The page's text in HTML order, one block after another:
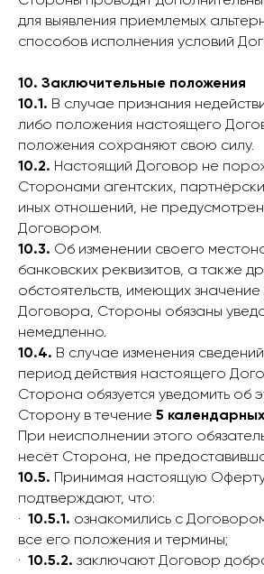
для выявления приемлемых
способов исполнения условий
10. Заключительные положения
10.1. В случае признания
либо положения настоящего
положения сохраняют свою силу.
10.2. Настоящий Договор не
Сторонами агентских,
иных отношений, не
Договором.
10.3. Об изменении своего
банковских реквизитов, а также
обстоятельств, имеющих значение
Договора, Стороны обязаны
немедленно.
10.4. В случае изменения
период действия настоящего
Сторона обязуется уведомить об
Сторону в течение 5
При неисполнении этого
несёт Сторона, не
10.5. Принимая настоящую
подтверждают, что:
· 10.5.1. ознакомились с
все его положения и термины;
· 10.5.2. заключают Договор